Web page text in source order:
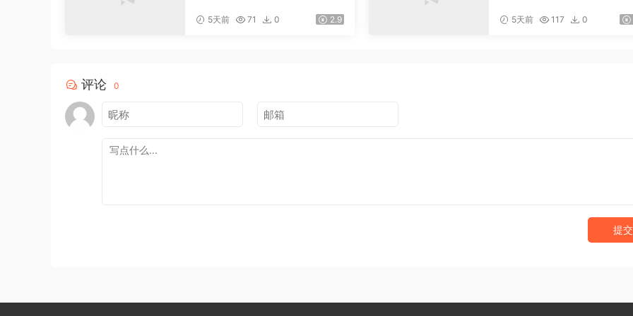
案镜头实操，打通公域引流私
5天前 71 0 2.9
稳定躺赚腾讯广告收益
5天前 117 0
评论 0
提交